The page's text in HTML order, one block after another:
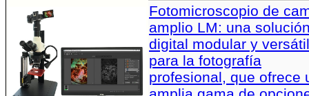
Fotomicroscopio de
amplio LM: una
digital modular y versátil
para la fotografía
profesional, que ofrece